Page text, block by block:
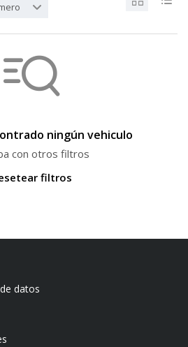
ningún vehiculo
con otros filtros
filtros
datos